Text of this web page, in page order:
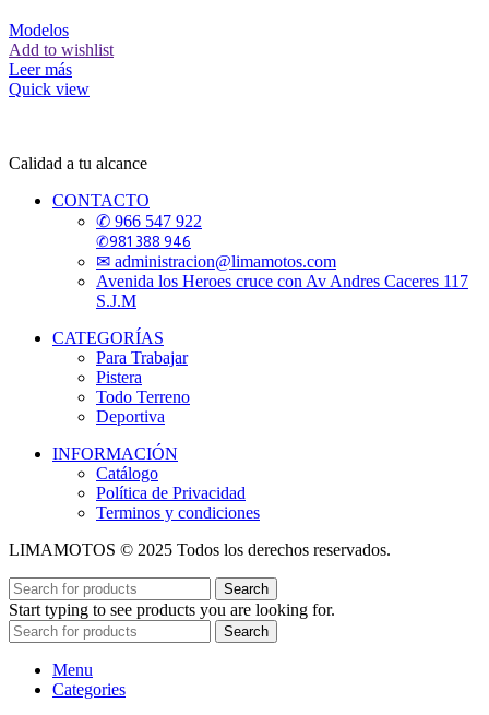
Modelos
Add to wishlist
Leer más
Quick view
Calidad a tu alcance
CONTACTO
✆ 966 547 922
✆981 388 946
✉ administracion@limamotos.com
Avenida los Heroes cruce con Av Andres Caceres 117
S.J.M
CATEGORÍAS
Para Trabajar
Pistera
Todo Terreno
Deportiva
INFORMACIÓN
Catálogo
Política de Privacidad
Terminos y condiciones
LIMAMOTOS © 2025 Todos los derechos reservados.
Search
Start typing to see products you are looking for.
Search
Menu
Categories